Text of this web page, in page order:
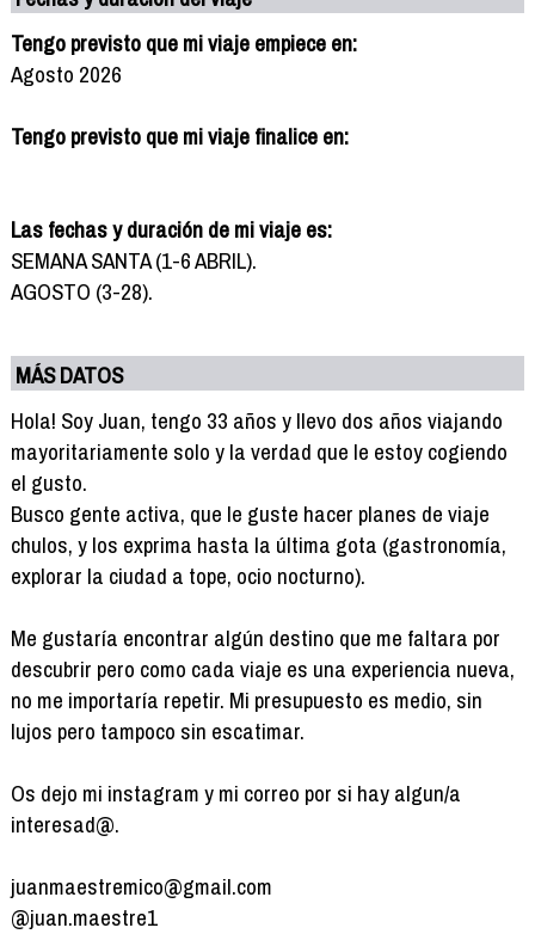
Tengo previsto que mi viaje empiece en:
Agosto 2026
Tengo previsto que mi viaje finalice en:
Las fechas y duración de mi viaje es:
SEMANA SANTA (1-6 ABRIL).
AGOSTO (3-28).
MÁS DATOS
Hola! Soy Juan, tengo 33 años y llevo dos años viajando
mayoritariamente solo y la verdad que le estoy cogiendo
el gusto.
Busco gente activa, que le guste hacer planes de viaje
chulos, y los exprima hasta la última gota (gastronomía,
explorar la ciudad a tope, ocio nocturno).
Me gustaría encontrar algún destino que me faltara por
descubrir pero como cada viaje es una experiencia nueva,
no me importaría repetir. Mi presupuesto es medio, sin
lujos pero tampoco sin escatimar.
Os dejo mi instagram y mi correo por si hay algun/a
interesad@.
juanmaestremico@gmail.com
@juan.maestre1